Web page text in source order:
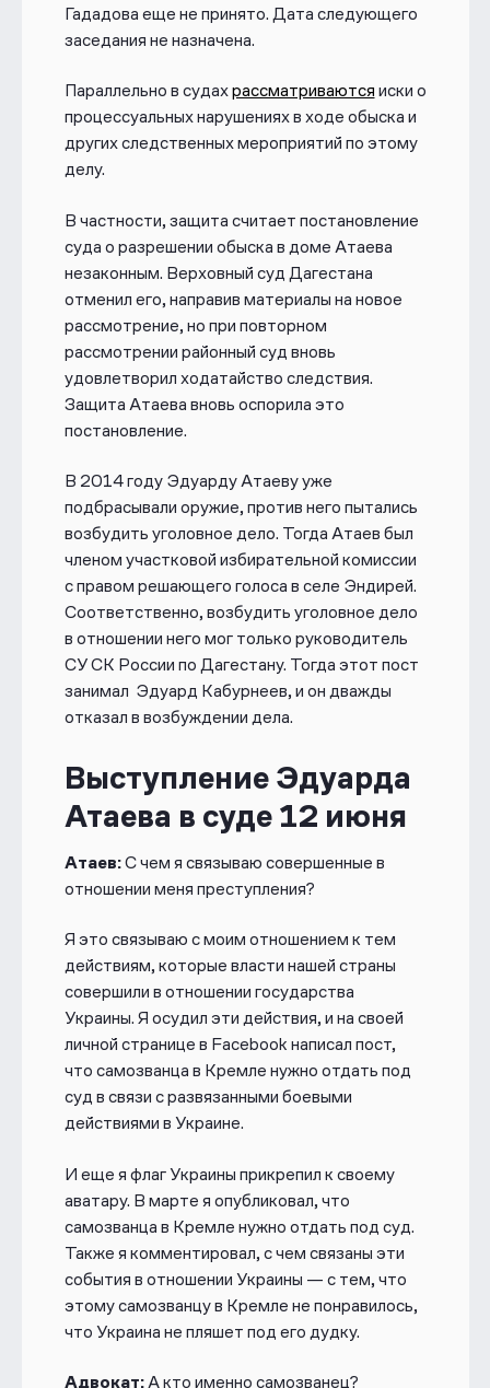
Гададова еще не принято. Дата следующего
заседания не назначена.
Параллельно в судахрассматриваются иски о
процессуальных нарушениях в ходе обыска и
других следственных мероприятий по этому
делу.
В частности, защита считает постановление
суда о разрешении обыска в доме Атаева
незаконным. Верховный суд Дагестана
отменил его, направив материалы на новое
рассмотрение, но при повторном
рассмотрении районный суд вновь
удовлетворил ходатайство следствия.
Защита Атаева вновь оспорила это
постановление.
В 2014 году Эдуарду Атаеву уже
подбрасывали оружие, против него пытались
возбудить уголовное дело. Тогда Атаев был
членом участковой избирательной комиссии
с правом решающего голоса в селе Эндирей.
Соответственно, возбудить уголовное дело
в отношении него мог только руководитель
СУ СК России по Дагестану. Тогда этот пост
занимал Эдуард Кабурнеев, и он дважды
отказал в возбуждении дела.
Выступление Эдуарда
Атаева в суде 12 июня
Атаев:С чем я связываю совершенные в
отношении меня преступления?
Я это связываю с моим отношением к тем
действиям, которые власти нашей страны
совершили в отношении государства
Украины. Я осудил эти действия, и на своей
личной странице в Facebook написал пост,
что самозванца в Кремле нужно отдать под
суд в связи с развязанными боевыми
действиями в Украине.
И еще я флаг Украины прикрепил к своему
аватару. В марте я опубликовал, что
самозванца в Кремле нужно отдать под суд.
Также я комментировал, с чем связаны эти
события в отношении Украины — с тем, что
этому самозванцу в Кремле не понравилось,
что Украина не пляшет под его дудку.
Адвокат:А кто именно самозванец?